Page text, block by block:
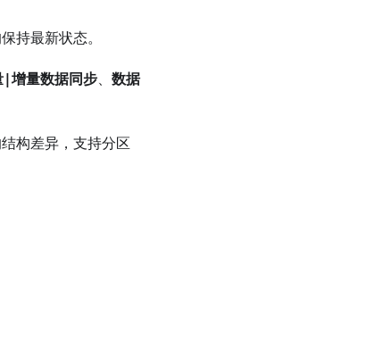
持最新状态。
|增量数据同步、 数据
构差异，支持分区